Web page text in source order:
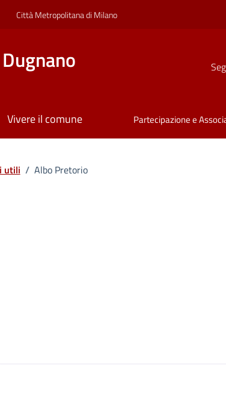
Città Metropolitana di Milano
Vivere il comune Partecipazione e
utili / Albo Pretorio